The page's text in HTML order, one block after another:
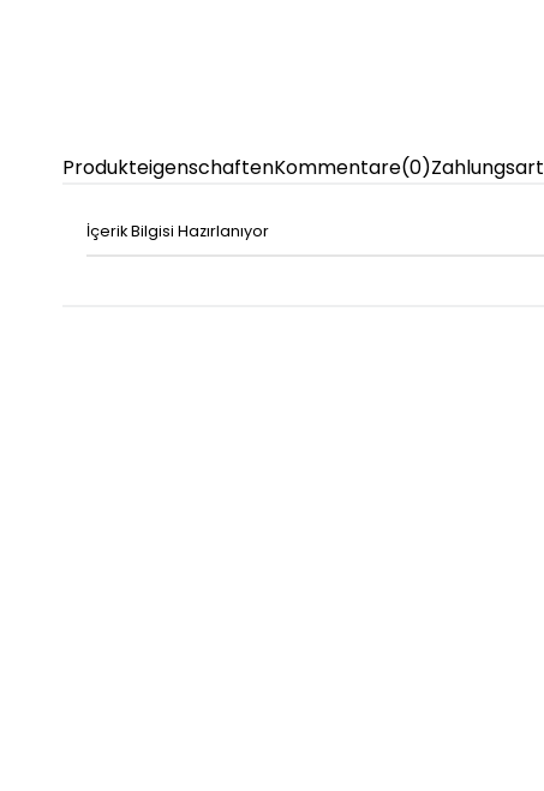
ProdukteigenschaftenKommentare(0)Zahlungsart
İçerik Bilgisi Hazırlanıyor